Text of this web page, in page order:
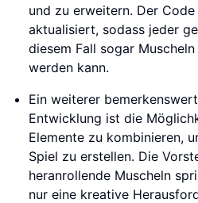
und zu erweitern. Der
aktualisiert, sodass jeder
diesem Fall sogar
werden kann.
Ein weiterer
Entwicklung ist die
Elemente zu kombinieren,
Spiel zu erstellen. Die
heranrollende Muscheln
nur eine kreative